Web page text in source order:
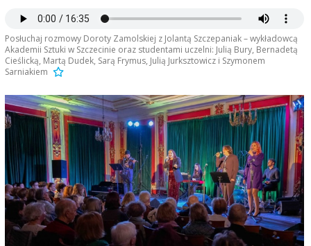
Posłuchaj rozmowy Doroty Zamolskiej z Jolantą Szczepaniak – wykładowcą
Akademii Sztuki w Szczecinie oraz studentami uczelni: Julią Bury, Bernadetą
Cieślicką, Martą Dudek, Sarą Frymus, Julią Jurksztowicz i Szymonem
Sarniakiem